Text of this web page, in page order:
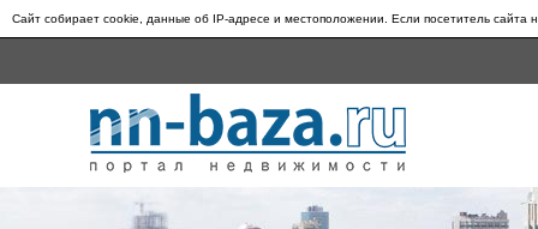
Сайт собирает cookie, данные об IP-адресе и местоположении. Если посетитель сайта